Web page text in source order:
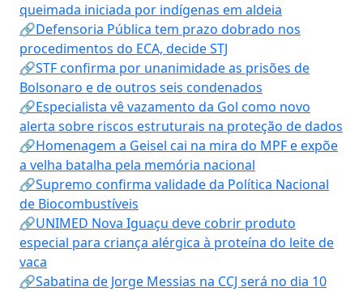
queimada iniciada por indígenas em aldeia
🔗Defensoria Pública tem prazo dobrado nos
procedimentos do ECA, decide STJ
🔗STF confirma por unanimidade as prisões de
Bolsonaro e de outros seis condenados
🔗Especialista vê vazamento da Gol como novo
alerta sobre riscos estruturais na proteção de dados
🔗Homenagem a Geisel cai na mira do MPF e expõe
a velha batalha pela memória nacional
🔗Supremo confirma validade da Política Nacional
de Biocombustíveis
🔗UNIMED Nova Iguaçu deve cobrir produto
especial para criança alérgica à proteína do leite de
vaca
🔗Sabatina de Jorge Messias na CCJ será no dia 10